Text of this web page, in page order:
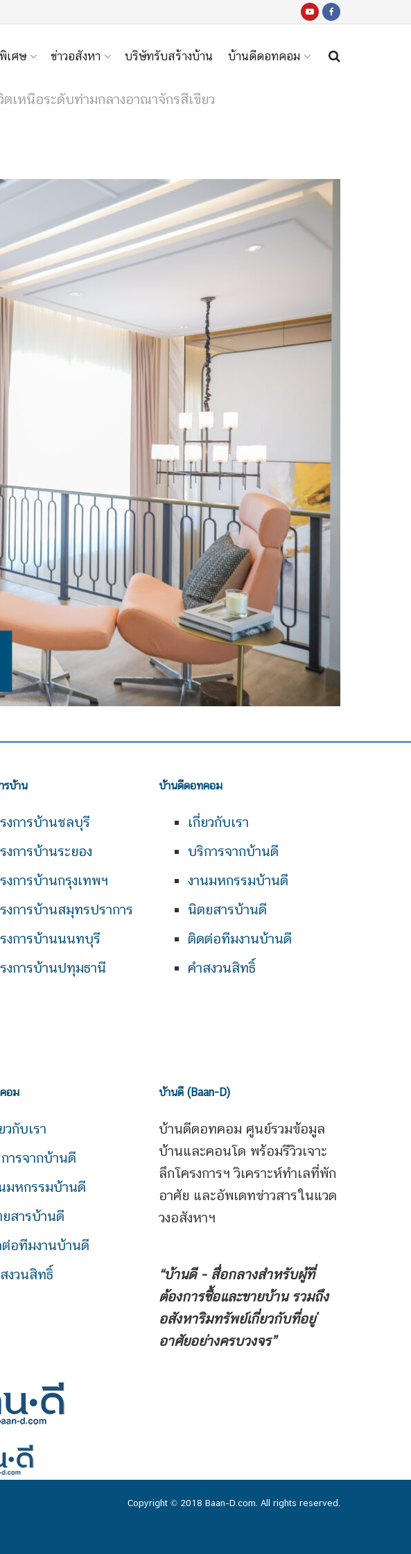
เศษ ข่าวอสังหา บริษัทรับสร้างบ้าน บ้านดีดอทคอม
เหนือระดับท่ามกลางอาณาจักรสีเขียว
รบ้าน
งการบ้านชลบุรี
งการบ้านระยอง
งการบ้านกรุงเทพฯ
งการบ้านสมุทรปราการ
งการบ้านนนทบุรี
งการบ้านปทุมธานี
บ้านดีดอทคอม
เกี่ยวกับเรา
บริการจากบ้านดี
งานมหกรรมบ้านดี
นิตยสารบ้านดี
ติดต่อทีมงานบ้านดี
คำสงวนสิทธิ์
อม
วกับเรา
ารจากบ้านดี
มหกรรมบ้านดี
สารบ้านดี
อทีมงานบ้านดี
งวนสิทธิ์
บ้านดี (Baan-D)
บ้านดีดอทคอม ศูนย์รวมข้อมูล
บ้านและคอนโด พร้อมรีวิวเจาะ
ลึกโครงการฯ วิเคราะห์ทำเลที่พัก
อาศัย และอัพเดทข่าวสารในแวด
วงอสังหาฯ
“บ้านดี - สื่อกลางสำหรับผู้ที่
ต้องการซื้อและขายบ้าน รวมถึง
อสังหาริมทรัพย์เกี่ยวกับที่อยู่
อาศัยอย่างครบวงจร”
Copyright © 2018 Baan-D.com. All rights reserved.